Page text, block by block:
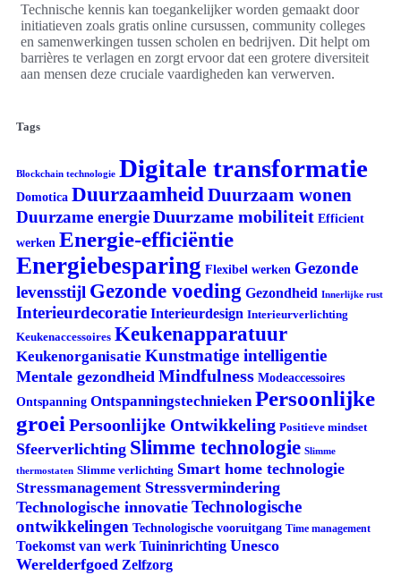
Technische kennis kan toegankelijker worden gemaakt door
initiatieven zoals gratis online cursussen, community colleges
en samenwerkingen tussen scholen en bedrijven. Dit helpt om
barrières te verlagen en zorgt ervoor dat een grotere diversiteit
aan mensen deze cruciale vaardigheden kan verwerven.
Tags
Blockchain technologie Digitale transformatie
Domotica DuurzaamheidDuurzaam wonen
Duurzame energieDuurzame mobiliteit Efficient
werken Energie-efficiëntie
Energiebesparing Flexibel werken Gezonde
levensstijl Gezonde voeding Gezondheid Innerlijke rust
Interieurdecoratie Interieurdesign Interieurverlichting
Keukenaccessoires Keukenapparatuur
Keukenorganisatie Kunstmatige intelligentie
Mentale gezondheid Mindfulness Modeaccessoires
Ontspanning Ontspanningstechnieken Persoonlijke
groei Persoonlijke Ontwikkeling Positieve mindset
Sfeerverlichting Slimme technologie Slimme
thermostaten Slimme verlichting Smart home technologie
Stressmanagement Stressvermindering
Technologische innovatie Technologische
ontwikkelingen Technologische vooruitgang Time management
Toekomst van werk Tuininrichting Unesco
Werelderfgoed Zelfzorg